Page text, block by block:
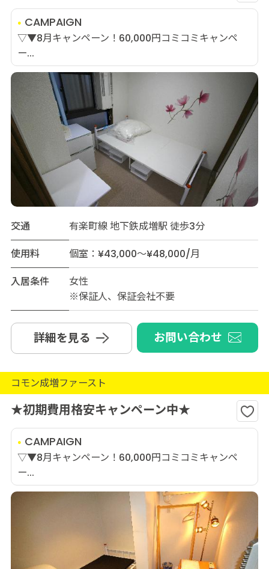
CAMPAIGN
▽▼8月キャンペーン！60,000円コミコミキャンペ
ー...
交通
有楽町線 地下鉄成増駅 徒歩3分
使用料
個室：¥43,000～¥48,000/月
入居条件
女性
※保証人、保証会社不要
詳細を見る お問い合わせ
コモン成増ファースト
★初期費用格安キャンペーン中★
CAMPAIGN
▽▼8月キャンペーン！60,000円コミコミキャンペ
ー...